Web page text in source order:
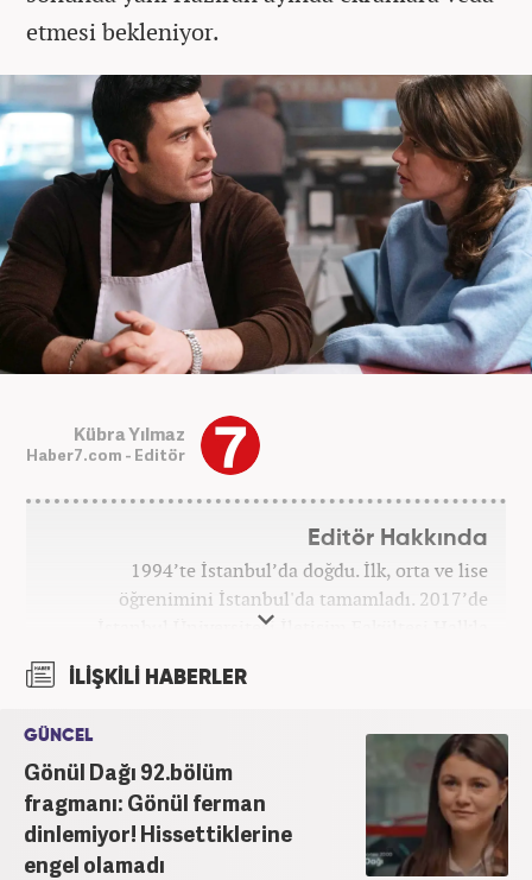
etmesi bekleniyor.
Kübra Yılmaz
Haber7.com - Editör
Editör Hakkında
1994’te İstanbul’da doğdu. İlk, orta ve lise
öğrenimini İstanbul'da tamamladı. 2017’de
İstanbul Üniversitesi İletişim Fakültesi Halkla
2017’den beri Kanal7 Medya Grubu’na bağlı
etmektedir.
İLİŞKİLİ HABERLER
GÜNCEL
Gönül Dağı 92.bölüm
fragmanı: Gönül ferman
dinlemiyor! Hissettiklerine
engel olamadı